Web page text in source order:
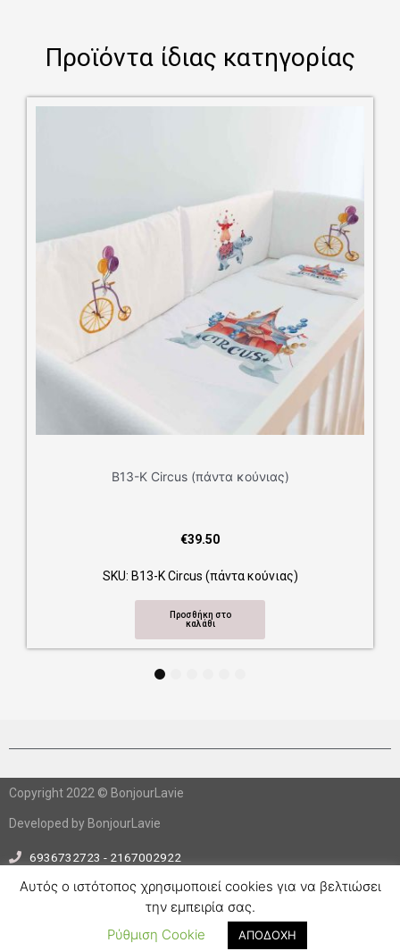
Προϊόντα ίδιας κατηγορίας
Β13-Κ Circus (πάντα κούνιας)
€39.50
SKU: Β13-Κ Circus (πάντα κούνιας)
Προσθήκη στο
καλάθι
4
Copyright 2022 © BonjourLavie
Developed by BonjourLavie
6936732723 - 2167002922
info@bonjourlavie.gr
Αυτός ο ιστότοπος χρησιμοποιεί cookies για να βελτιώσει
την εμπειρία σας.
Ρύθμιση Cookie
ΑΠΟΔΟΧΗ